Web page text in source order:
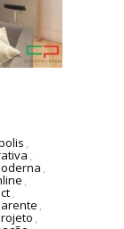
,
,
,
,
,
,
,